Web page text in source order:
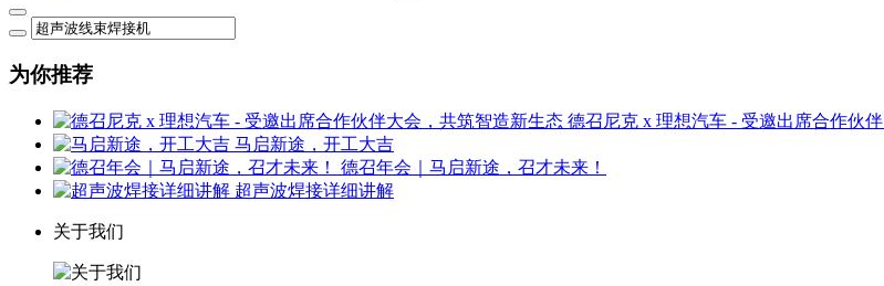
为你推荐
德召尼克 x 理想汽车 - 受邀出席合作伙
马启新途，开工大吉
德召年会｜马启新途，召才未来！
超声波焊接详细讲解
关于我们